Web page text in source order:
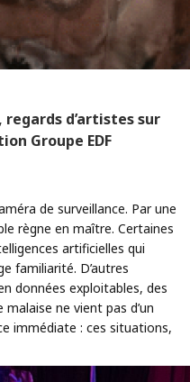
d’artistes sur
Groupe EDF
de surveillance. Par une
règne en maître. Certaines
artificielles qui
familiarité. D’autres
données exploitables, des
ne vient pas d’un
immédiate : ces situations,